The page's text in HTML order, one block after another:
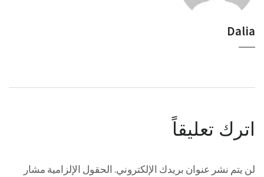
Dalia
اترك تعليقاً
لن يتم نشر عنوان بريدك الإلكتروني. الحقول الإلزامية مشار